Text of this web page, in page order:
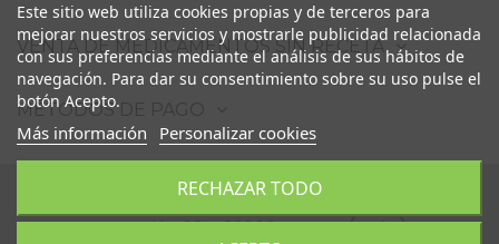
VENTA DE MEDICAMENTOS SIN RECETA
MÉTODOS DE PAGO
Este sitio web utiliza cookies propias y de terceros para
mejorar nuestros servicios y mostrarle publicidad relacionada
con sus preferencias mediante el análisis de sus hábitos de
navegación. Para dar su consentimiento sobre su uso pulse el
botón Acepto.
Más información Personalizar cookies
RECHAZAR TODO
Farmacia Pérez Miranda C.B. - Avd. Moris
Marrodán,68 - 23006 Martos (Jaén)